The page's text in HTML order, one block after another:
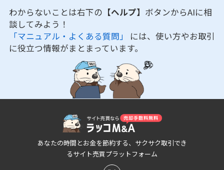
わからないことは右下の 【ヘルプ】 ボタンからAIに相
談してみよう！
「マニュアル・よくある質問」 には、使い方やお取引
に役立つ情報がまとまっています。
あなたの時間とお金を節約する、サクサク取引でき
るサイト売買プラットフォーム